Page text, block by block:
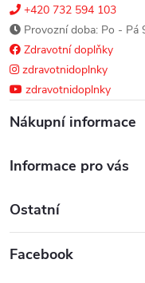
+420 732 594 103
Provozní doba: Po - Pá
Zdravotní doplňky
zdravotnidoplnky
zdravotnidoplnky
Nákupní informace
Informace pro vás
Ostatní
Facebook